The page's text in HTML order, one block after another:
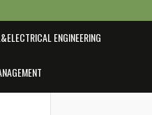
ENGINEERING